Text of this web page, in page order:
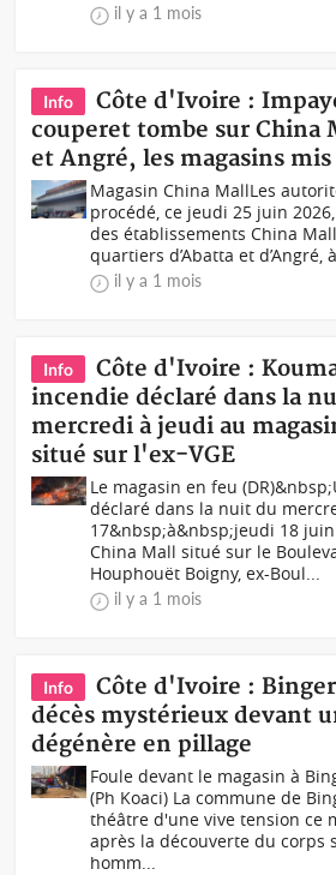
il y a 1 mois
Info
Côte d'Ivoire :
couperet tombe sur China
et Angré, les magasins mis
Magasin China MallLes
procédé, ce jeudi 25 juin
des établissements China
quartiers d’Abatta et d’Angré,
il y a 1 mois
Info
Côte d'Ivoire :
incendie déclaré dans la
mercredi à jeudi au
situé sur l'ex-VGE
Le magasin en feu
déclaré dans la nuit du
17&nbsp;à&nbsp;jeudi 18
China Mall situé sur le
Houphouët Boigny, ex-Boul...
il y a 1 mois
Info
Côte d'Ivoire :
décès mystérieux devant
dégénère en pillage
Foule devant le magasin à
(Ph Koaci) La commune de
théâtre d'une vive tension ce
après la découverte du corps
homm...